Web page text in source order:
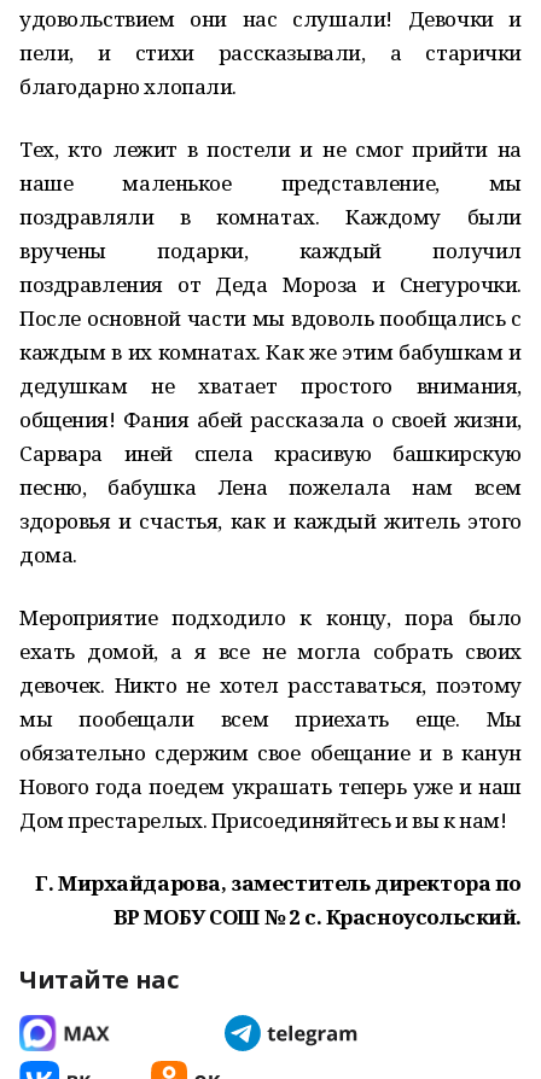
удовольствием они нас слушали! Девочки и
пели, и стихи рассказывали, а старички
благодарно хлопали.
Тех, кто лежит в постели и не смог прийти на
наше маленькое представление, мы
поздравляли в комнатах. Каждому были
вручены подарки, каждый получил
поздравления от Деда Мороза и Снегурочки.
После основной части мы вдоволь пообщались с
каждым в их комнатах. Как же этим бабушкам и
дедушкам не хватает простого внимания,
общения! Фания абей рассказала о своей жизни,
Сарвара иней спела красивую башкирскую
песню, бабушка Лена пожелала нам всем
здоровья и счастья, как и каждый житель этого
дома.
Мероприятие подходило к концу, пора было
ехать домой, а я все не могла собрать своих
девочек. Никто не хотел расставаться, поэтому
мы пообещали всем приехать еще. Мы
обязательно сдержим свое обещание и в канун
Нового года поедем украшать теперь уже и наш
Дом престарелых. Присоединяйтесь и вы к нам!
Г. Мирхайдарова, заместитель директора по
ВР МОБУ СОШ № 2 с. Красноусольский.
Читайте нас